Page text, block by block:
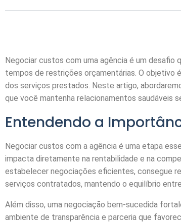
Negociar custos com uma agência é um
tempos de restrições orçamentárias. O objetivo
dos serviços prestados. Neste artigo,
que você mantenha relacionamentos saudáveis
Entendendo a
Negociar custos com a agência é uma etapa
impacta diretamente na rentabilidade e na
estabelecer negociações eficientes, consegue
serviços contratados, mantendo o equilíbrio
Além disso, uma negociação bem-sucedida
ambiente de transparência e parceria que